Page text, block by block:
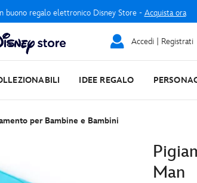
buono regalo elettronico Disney Store - Acquista ora
Accedi | Registrati
IDEE REGALO
per Bambine e Bambini
Man